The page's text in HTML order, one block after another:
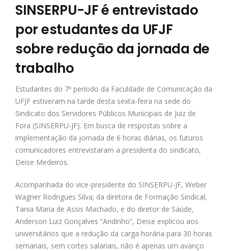
SINSERPU-JF é entrevistado
por estudantes da UFJF
sobre redução da jornada de
trabalho
Estudantes do 7º período da Faculdade de Comunicação da
UFJF estiveram na tarde desta sexta-feira na sede do
Sindicato dos Servidores Públicos Municipais de Juiz de
Fora (SINSERPU-JF). Em busca de respostas sobre a
implementação da jornada de 6 horas diárias, os futuros
comunicadores entrevistaram a presidenta do sindicato,
Deise Medeiros.
Acompanhada do vice-presidente do SINSERPU-JF, Weber
Wagner Rodrigues Silva; da diretora de Formação Sindical,
Tania Maria de Assis Machado, e do diretor de Saúde,
Anderson Luiz Gonçalves “Andinho”, Deise explicou aos
universitários que a redução da carga horária para 30 horas
semanais, sem cortes salariais, não é apenas um avanço